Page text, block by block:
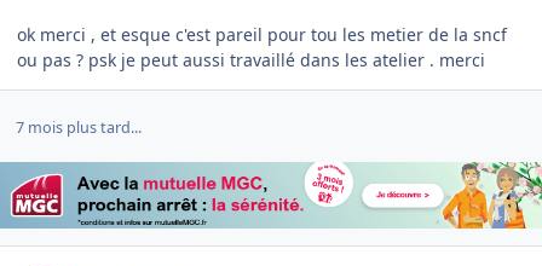
ok merci , et esque c'est pareil pour tou les metier de la sncf
ou pas ? psk je peut aussi travaillé dans les atelier . merci
7 mois plus tard...